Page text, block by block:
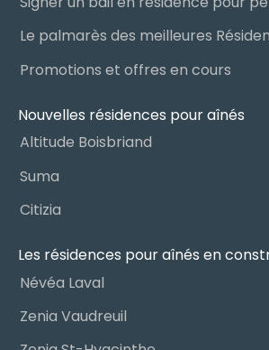
Promotions et offres en cours
Nouvelles résidences pour aînés
Altitude Boisbriand
Suma
Citizia
Les résidences pour aînés en
Névéa Laval
Zenia Vaudreuil